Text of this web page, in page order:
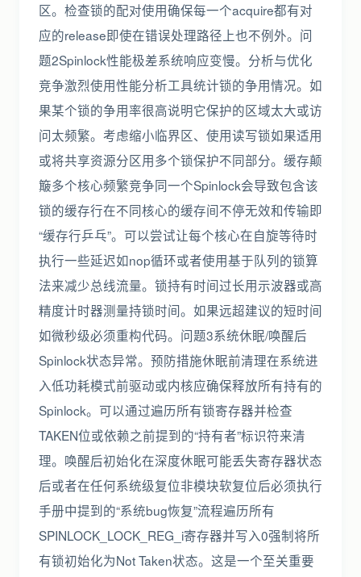
区。检查锁的配对使用确保每一个acquire都有对
应的release即使在错误处理路径上也不例外。问
题2Spinlock性能极差系统响应变慢。分析与优化
竞争激烈使用性能分析工具统计锁的争用情况。如
果某个锁的争用率很高说明它保护的区域太大或访
问太频繁。考虑缩小临界区、使用读写锁如果适用
或将共享资源分区用多个锁保护不同部分。缓存颠
簸多个核心频繁竞争同一个Spinlock会导致包含该
锁的缓存行在不同核心的缓存间不停无效和传输即
“缓存行乒乓”。可以尝试让每个核心在自旋等待时
执行一些延迟如nop循环或者使用基于队列的锁算
法来减少总线流量。锁持有时间过长用示波器或高
精度计时器测量持锁时间。如果远超建议的短时间
如微秒级必须重构代码。问题3系统休眠/唤醒后
Spinlock状态异常。预防措施休眠前清理在系统进
入低功耗模式前驱动或内核应确保释放所有持有的
Spinlock。可以通过遍历所有锁寄存器并检查
TAKEN位或依赖之前提到的“持有者”标识符来清
理。唤醒后初始化在深度休眠可能丢失寄存器状态
后或者在任何系统级复位非模块软复位后必须执行
手册中提到的“系统bug恢复”流程遍历所有
SPINLOCK_LOCK_REG_i寄存器并写入0强制将所
有锁初始化为Not Taken状态。这是一个至关重要